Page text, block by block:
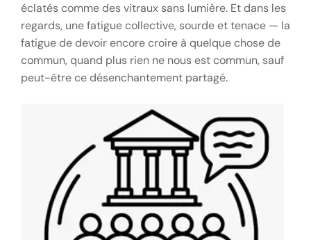
éclatés comme des vitraux sans lumière. Et dans les
regards, une fatigue collective, sourde et tenace — la
fatigue de devoir encore croire à quelque chose de
commun, quand plus rien ne nous est commun, sauf
peut-être ce désenchantement partagé.